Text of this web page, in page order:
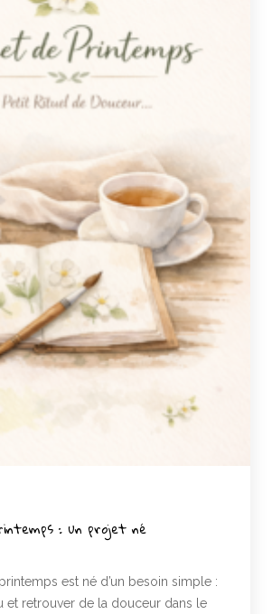
: un projet né
est né d’un besoin simple :
et retrouver de la douceur dans le